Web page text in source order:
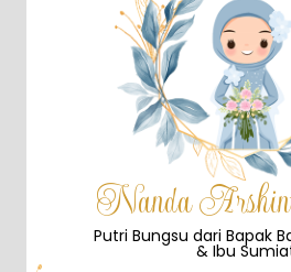
Nanda
Putri Bungsu dari Bapak
& Ibu